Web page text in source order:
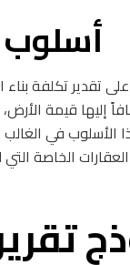
أسلوب
تقدير تكلفة بناء
إليها قيمة
الأسلوب في الغالب
الخاصة التي